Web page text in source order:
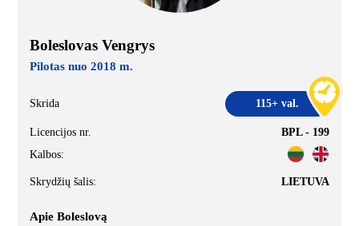
Boleslovas Vengrys
Pilotas nuo 2018 m.
Skrida 115+ val.
Licencijos nr.
BPL - 199
Kalbos:
Skrydžių šalis: LIETUVA
Apie Boleslovą